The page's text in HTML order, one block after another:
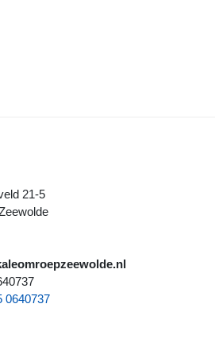
BESTAAN MET OPEN DAG
21-5
0640737